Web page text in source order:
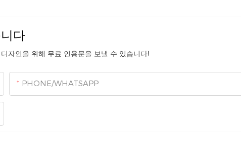
다
자인을 위해 무료 인용문을 보낼 수 있습니다!
PHONE/WHATSAPP